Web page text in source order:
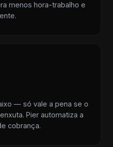
menos hora-trabalho e
— só vale a pena se o
Pier automatiza a
cobrança.